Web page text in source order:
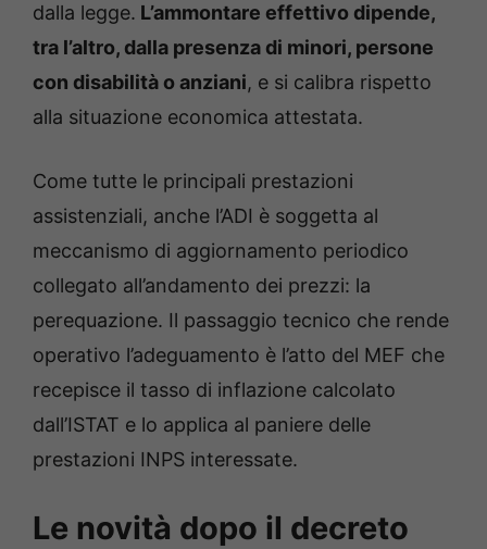
dalla legge. L’ammontare effettivo dipende,
tra l’altro, dalla presenza di minori, persone
con disabilità o anziani, e si calibra rispetto
alla situazione economica attestata.
Come tutte le principali prestazioni
assistenziali, anche l’ADI è soggetta al
meccanismo di aggiornamento periodico
collegato all’andamento dei prezzi: la
perequazione. Il passaggio tecnico che rende
operativo l’adeguamento è l’atto del MEF che
recepisce il tasso di inflazione calcolato
dall’ISTAT e lo applica al paniere delle
prestazioni INPS interessate.
Le novità dopo il decreto